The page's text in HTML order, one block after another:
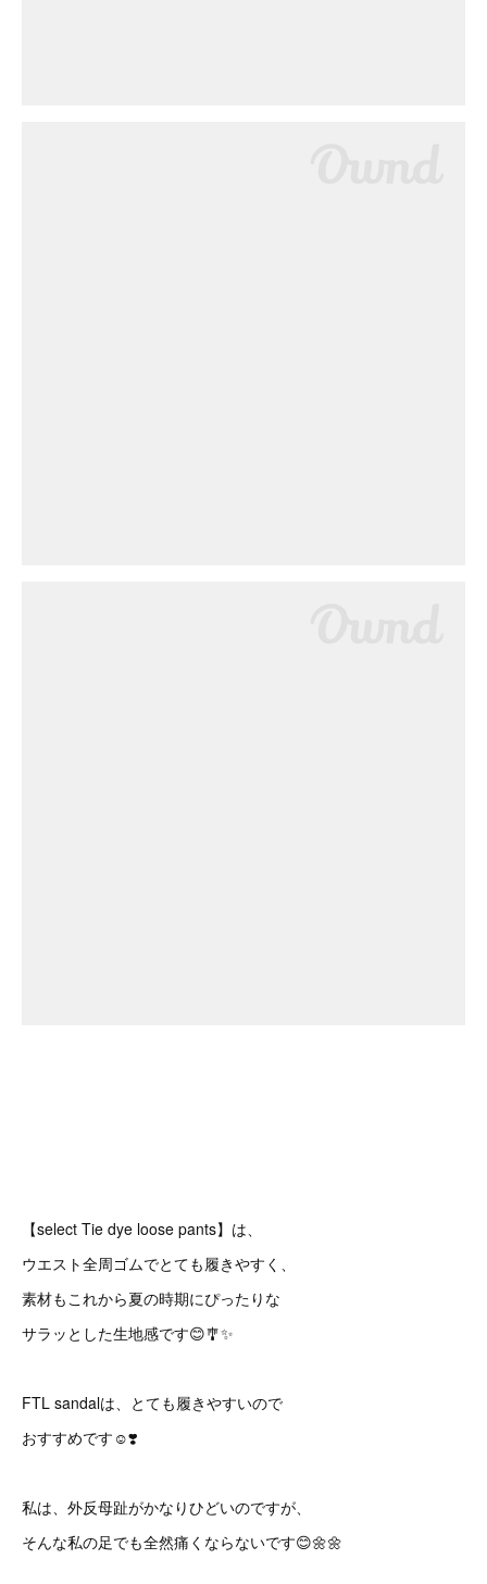
【select Tie dye loose pants】は、
ウエスト全周ゴムでとても履きやすく、
素材もこれから夏の時期にぴったりな
サラッとした生地感です😊🎐✨
FTL sandalは、とても履きやすいので
おすすめです☺️❣️
私は、外反母趾がかなりひどいのですが、
そんな私の足でも全然痛くならないです😊🌼🌼